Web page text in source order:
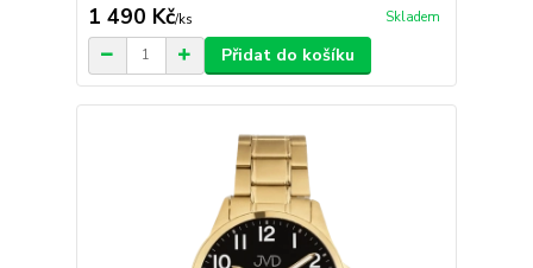
1 490 Kč/ks Skladem
Přidat do košíku